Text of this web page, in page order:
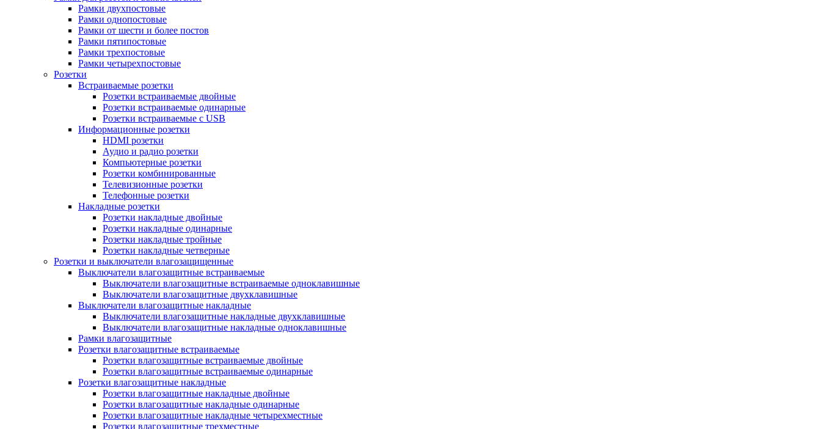
Рамки двухпостовые
Рамки однопостовые
Рамки от шести и более постов
Рамки пятипостовые
Рамки трехпостовые
Рамки четырехпостовые
Розетки
Встраиваемые розетки
Розетки встраиваемые двойные
Розетки встраиваемые одинарные
Розетки встраиваемые с USB
Информационные розетки
HDMI розетки
Аудио и радио розетки
Компьютерные розетки
Розетки комбинированные
Телевизионные розетки
Телефонные розетки
Накладные розетки
Розетки накладные двойные
Розетки накладные одинарные
Розетки накладные тройные
Розетки накладные четверные
Розетки и выключатели влагозащищенные
Выключатели влагозащитные встраиваемые
Выключатели влагозащитные встраиваемые одноклавишные
Выключатели влагозащитные двухклавишные
Выключатели влагозащитные накладные
Выключатели влагозащитные накладные двухклавишные
Выключатели влагозащитные накладные одноклавишные
Рамки влагозащитные
Розетки влагозащитные встраиваемые
Розетки влагозащитные встраиваемые двойные
Розетки влагозащитные встраиваемые одинарные
Розетки влагозащитные накладные
Розетки влагозащитные накладные двойные
Розетки влагозащитные накладные одинарные
Розетки влагозащитные накладные четырехместные
Розетки влагозащитные трехместные